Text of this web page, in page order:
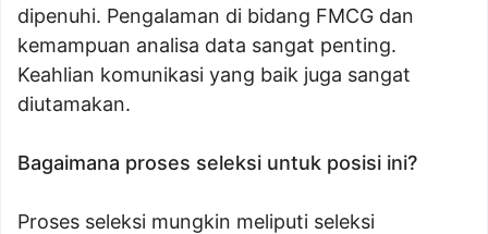
dipenuhi. Pengalaman di bidang FMCG dan
kemampuan analisa data sangat penting.
Keahlian komunikasi yang baik juga sangat
diutamakan.
Bagaimana proses seleksi untuk posisi ini?
Proses seleksi mungkin meliputi seleksi